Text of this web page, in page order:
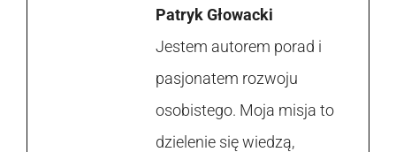
Patryk Głowacki
Jestem autorem porad i
pasjonatem rozwoju
osobistego. Moja misja to
dzielenie się wiedzą,